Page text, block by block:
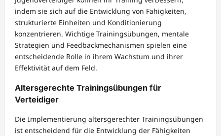
indem sie sich auf die Entwicklung von Fähigkeiten,
strukturierte Einheiten und Konditionierung
konzentrieren. Wichtige Trainingsübungen, mentale
Strategien und Feedbackmechanismen spielen eine
entscheidende Rolle in ihrem Wachstum und ihrer
Effektivität auf dem Feld.
Altersgerechte Trainingsübungen für
Verteidiger
Die Implementierung altersgerechter Trainingsübungen
ist entscheidend für die Entwicklung der Fähigkeiten